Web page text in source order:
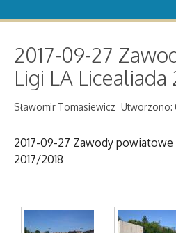
2017-09-27
Ligi LA Licealiada
Sławomir Tomasiewicz Utworzono:
2017-09-27 Zawody powiatowe
2017/2018